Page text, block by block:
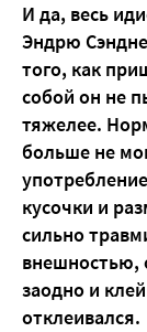
И да, весь
Эндрю
того, как
собой он не
тяжелее.
больше не
кусочки и
сильно
внешностью,
заодно и
отклеивался.